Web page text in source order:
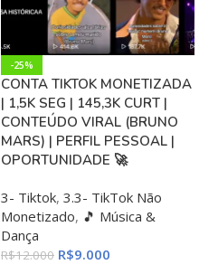
-25%
CONTA TIKTOK MONETIZADA
| 1,5K SEG | 145,3K CURT |
CONTEÚDO VIRAL (BRUNO
MARS) | PERFIL PESSOAL |
OPORTUNIDADE 🚀
3- Tiktok, 3.3- TikTok Não
Monetizado, 🎵 Música &
Dança
R$12.000 R$9.000